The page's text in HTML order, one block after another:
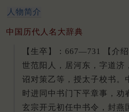
人物简介
中国历代人名大辞典
【生卒】：667—731 【介
世范阳人，居河东，字道济
诏对策乙等，授太子校书。
时进同中书门下平章事，劝
玄宗开元初任中书令，封燕